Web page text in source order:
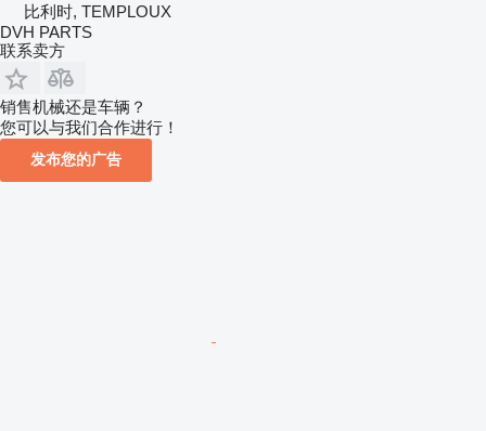
比利时, TEMPLOUX
DVH PARTS
联系卖方
销售机械还是车辆？
您可以与我们合作进行！
发布您的广告